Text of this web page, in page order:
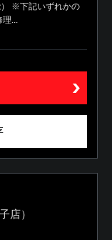
） ※下記いずれかの
理...
店）